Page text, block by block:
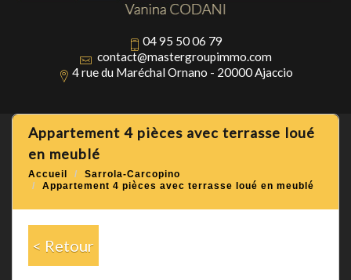
04 95 50 06 79
contact@mastergroupimmo.com
4 rue du Maréchal Ornano - 20000 Ajaccio
appartement 4 pièces avec terrasse loué
en meublé
Accueil
Sarrola-Carcopino
Appartement 4 pièces avec terrasse loué en meublé
< Retour